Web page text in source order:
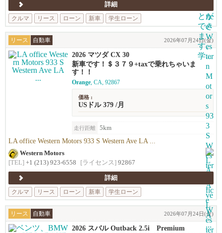
詳細
クルマ
リース ローン 新車 学生ローン
リース 自動車 2026年07月24日(金)
2026 マツダ CX 30
新車です！＄３７９+taxで乗れちゃいま
す！！
Orange, CA, 92867
価格 :
USドル 379 /月
走行距離 5km
LA office Western Motors 933 S Western Ave LA ...
Western Motors
[TEL] +1 (213) 923-6558 [ライセンス] 92867
詳細
クルマ
リース ローン 新車 学生ローン
リース 自動車 2026年07月24日(金)
2026 スバル Outback 2.5i Premium